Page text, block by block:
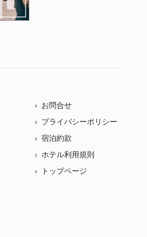
お問合せ
プライバシーポリシー
宿泊約款
ホテル利用規則
トップページ